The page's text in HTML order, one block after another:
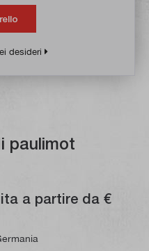
desideri
paulimot
a partire da €